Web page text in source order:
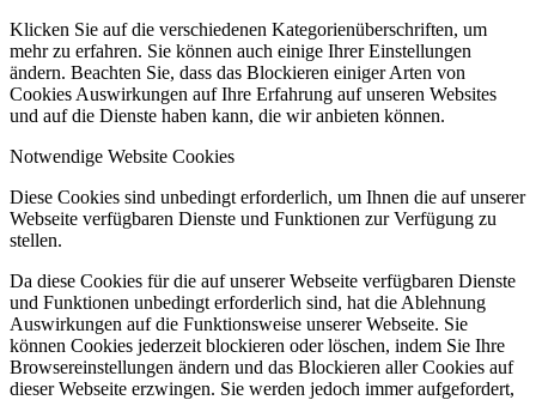
Klicken Sie auf die verschiedenen Kategorienüberschriften, um
mehr zu erfahren. Sie können auch einige Ihrer Einstellungen
ändern. Beachten Sie, dass das Blockieren einiger Arten von
Cookies Auswirkungen auf Ihre Erfahrung auf unseren Websites
und auf die Dienste haben kann, die wir anbieten können.
Notwendige Website Cookies
Diese Cookies sind unbedingt erforderlich, um Ihnen die auf unserer
Webseite verfügbaren Dienste und Funktionen zur Verfügung zu
stellen.
Da diese Cookies für die auf unserer Webseite verfügbaren Dienste
und Funktionen unbedingt erforderlich sind, hat die Ablehnung
Auswirkungen auf die Funktionsweise unserer Webseite. Sie
können Cookies jederzeit blockieren oder löschen, indem Sie Ihre
Browsereinstellungen ändern und das Blockieren aller Cookies auf
dieser Webseite erzwingen. Sie werden jedoch immer aufgefordert,